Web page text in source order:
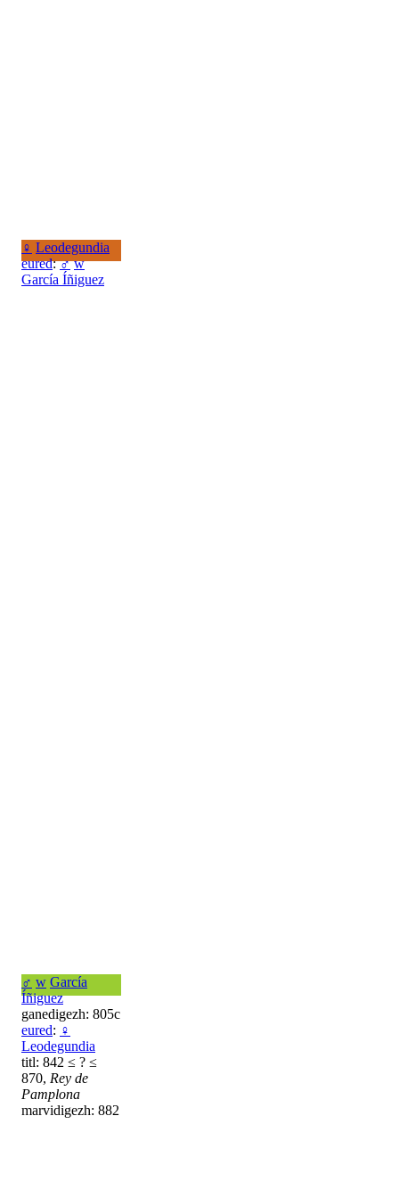
♀ Leodegundia
eured:♂ w
García Íñiguez
♂ w García
Íñiguez
ganedigezh: 805c
eured: ♀
Leodegundia
titl: 842 ≤ ? ≤
870, Rey de
Pamplona
marvidigezh: 882